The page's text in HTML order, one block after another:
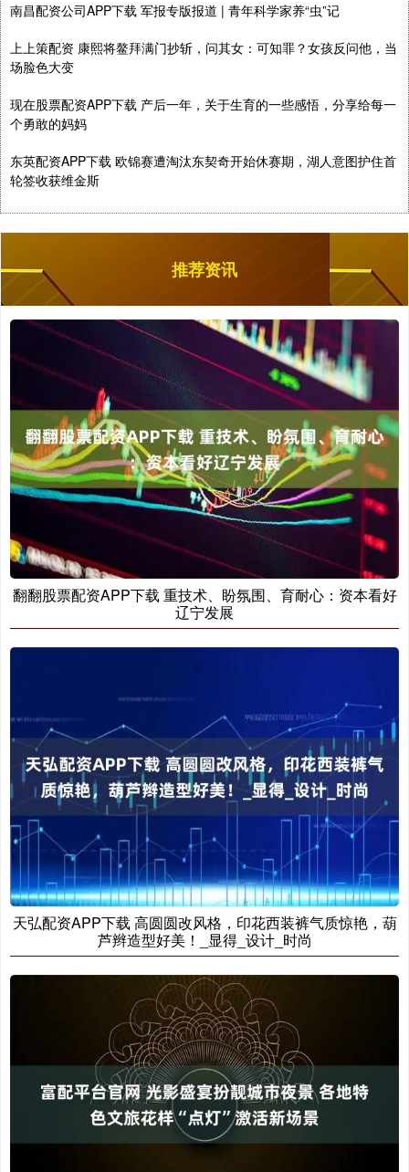
南昌配资公司APP下载 军报专版报道 | 青年科学家养“虫”记
上上策配资 康熙将鳌拜满门抄斩，问其女：可知罪？女孩反问他，当
场脸色大变
现在股票配资APP下载 产后一年，关于生育的一些感悟，分享给每一
个勇敢的妈妈
东英配资APP下载 欧锦赛遭淘汰东契奇开始休赛期，湖人意图护住首
轮签收获维金斯
推荐资讯
翻翻股票配资APP下载 重技术、盼氛围、育耐心：资本看好
辽宁发展
天弘配资APP下载 高圆圆改风格，印花西装裤气质惊艳，葫
芦辫造型好美！_显得_设计_时尚